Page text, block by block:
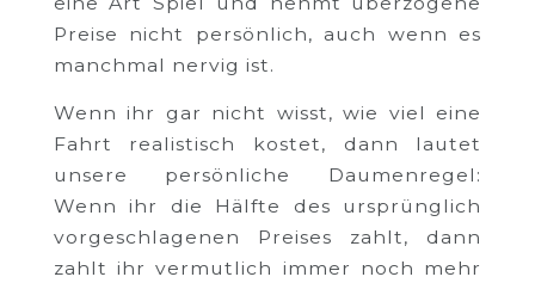
Preise nicht persönlich, auch wenn es
manchmal nervig ist.
Wenn ihr gar nicht wisst, wie viel eine
Fahrt realistisch kostet, dann lautet
unsere persönliche Daumenregel:
Wenn ihr die Hälfte des ursprünglich
vorgeschlagenen Preises zahlt, dann
zahlt ihr vermutlich immer noch mehr